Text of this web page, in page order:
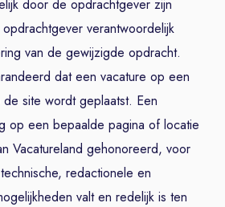
door de opdrachtgever zijn
verantwoordelijk
van de gewijzigde opdracht.
dat een vacature op een
site wordt geplaatst. Een
op een bepaalde pagina of locatie
Vacatureland gehonoreerd, voor
redactionele en
valt en redelijk is ten